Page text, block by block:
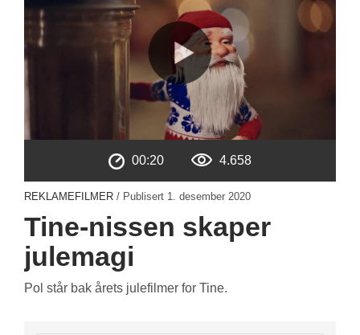
00:20 4.658
REKLAMEFILMER / Publisert 1. desember 2020
Tine-nissen skaper
julemagi
Pol står bak årets julefilmer for Tine.